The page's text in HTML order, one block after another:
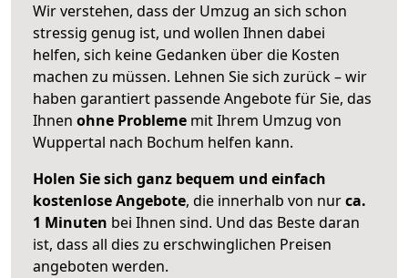
Wir verstehen, dass der Umzug an sich schon
stressig genug ist, und wollen Ihnen dabei
helfen, sich keine Gedanken über die Kosten
machen zu müssen. Lehnen Sie sich zurück – wir
haben garantiert passende Angebote für Sie, das
Ihnen ohne Probleme mit Ihrem Umzug von
Wuppertal nach Bochum helfen kann.
Holen Sie sich ganz bequem und einfach
kostenlose Angebote, die innerhalb von nurca.
1 Minuten bei Ihnen sind. Und das Beste daran
ist, dass all dies zu erschwinglichen Preisen
angeboten werden.